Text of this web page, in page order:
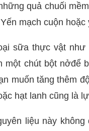
quả chuối
mạch cuộn
sữa thực vật
một chút bột nởđể
muốn tăng thêm
hạt lanh cũng là
liệu này